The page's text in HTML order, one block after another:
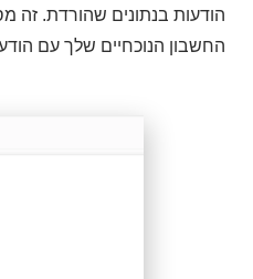
הודעות בנתונים שהורדת. זה
החשבון הנוכחיים שלך עם